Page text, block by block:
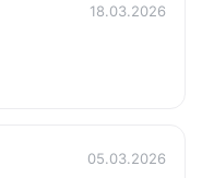
18.03.2026
05.03.2026